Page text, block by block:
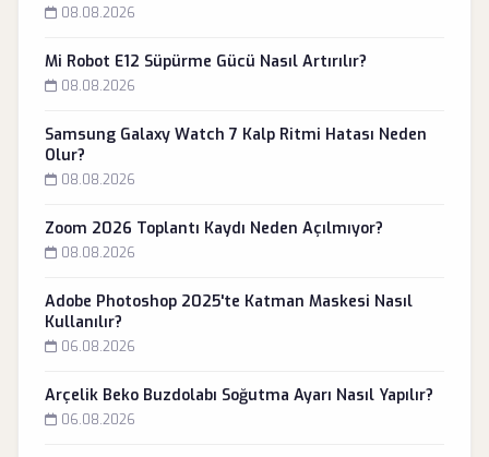
08.08.2026
Mi Robot E12 Süpürme Gücü Nasıl Artırılır?
08.08.2026
Samsung Galaxy Watch 7 Kalp Ritmi Hatası Neden
Olur?
08.08.2026
Zoom 2026 Toplantı Kaydı Neden Açılmıyor?
08.08.2026
Adobe Photoshop 2025'te Katman Maskesi Nasıl
Kullanılır?
06.08.2026
Arçelik Beko Buzdolabı Soğutma Ayarı Nasıl Yapılır?
06.08.2026